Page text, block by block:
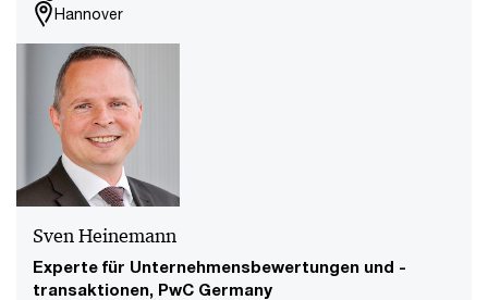
Hannover
Sven Heinemann
Experte für Unternehmensbewertungen und -
transaktionen, PwC Germany